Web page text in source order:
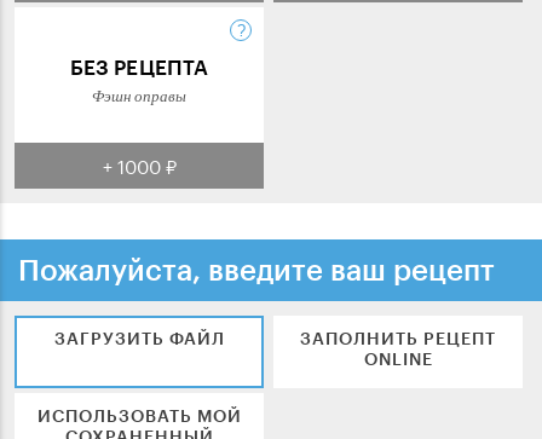
БЕЗ РЕЦЕПТА
Фэшн оправы
+ 1000 ₽
Пожалуйста, введите ваш рецепт
ЗАГРУЗИТЬ ФАЙЛ
ЗАПОЛНИТЬ РЕЦЕПТ
ONLINE
ИСПОЛЬЗОВАТЬ МОЙ